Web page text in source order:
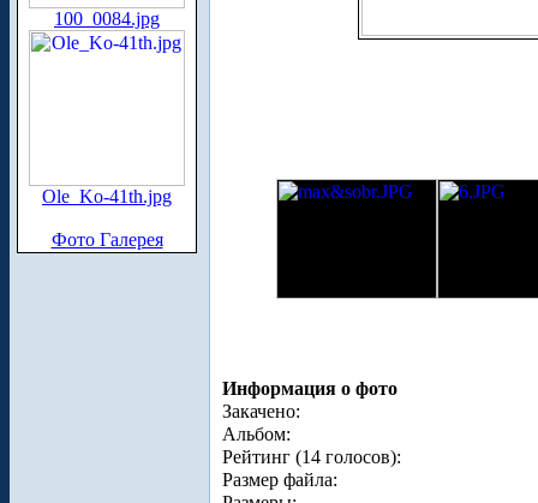
100_0084.jpg
Ole_Ko-41th.jpg
Фото Галерея
Информация о фото
Закачено:
Альбом:
Рейтинг (14 голосов):
Размер файла: